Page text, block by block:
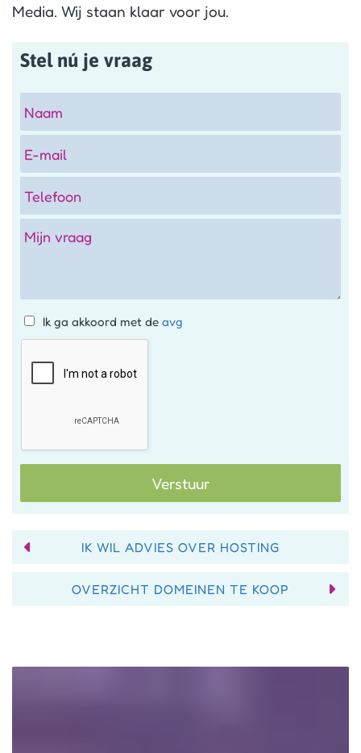
Media. Wij staan klaar voor jou.
Stel nú je vraag
Ik ga akkoord met de avg
Verstuur
IK WIL ADVIES OVER HOSTING
OVERZICHT DOMEINEN TE KOOP